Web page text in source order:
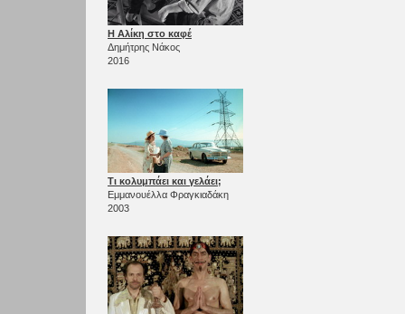
Η Αλίκη στο καφέ
Δημήτρης Νάκος
2016
Τι κολυμπάει και γελάει;
Εμμανουέλλα Φραγκιαδάκη
2003